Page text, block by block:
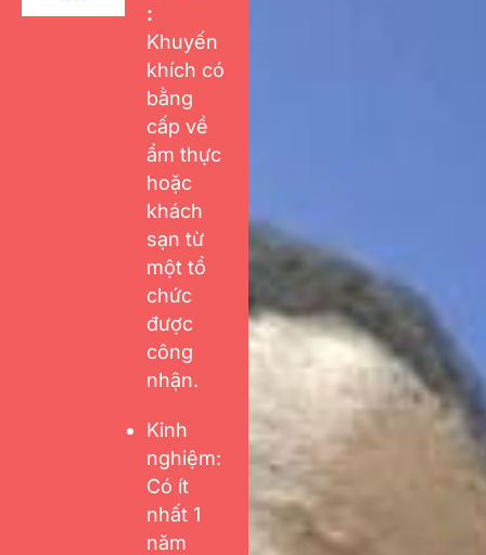
:
Khuyến
khích có
bằng
cấp về
ẩm thực
hoặc
khách
sạn từ
một tổ
chức
được
công
nhận.
Kinh
nghiệm:
Có ít
nhất 1
năm